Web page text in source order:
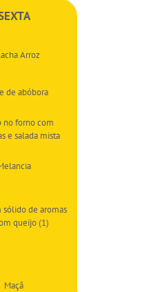
Arroz
de abóbora
no forno com
e salada mista
sólido de aromas
queijo (1)
Maçã